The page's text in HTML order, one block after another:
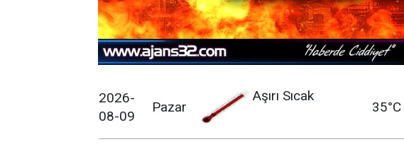
2026-
08-09
Pazar
Aşırı Sıcak
35°C